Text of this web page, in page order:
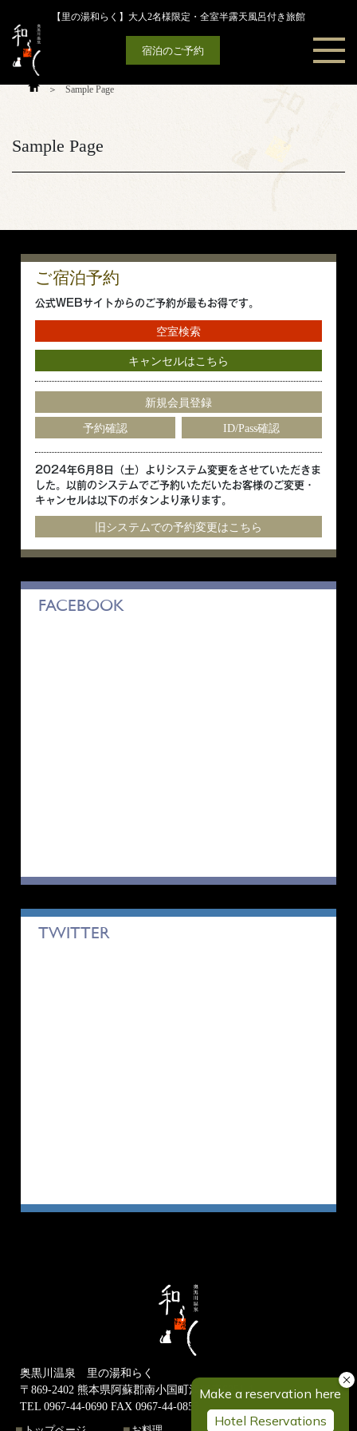
content
【里の湯和らく】大人2名様限定・全室半露天風呂付き旅館
宿泊のご予約
＞ Sample Page
Sample Page
ご宿泊予約
公式WEBサイトからのご予約が最もお得です。
空室検索
キャンセルはこちら
新規会員登録
予約確認 ID/Pass確認
2024年6月8日（土）よりシステム変更をさせていただきま
した。以前のシステムでご予約いただいたお客様のご変更・
キャンセルは以下のボタンより承ります。
旧システムでの予約変更はこちら
FACEBOOK
TWITTER
奥黒川温泉 里の湯和らく
〒869-2402 熊本県阿蘇郡南小国町満願寺6351-1
TEL 0967-44-0690 FAX 0967-44-0853